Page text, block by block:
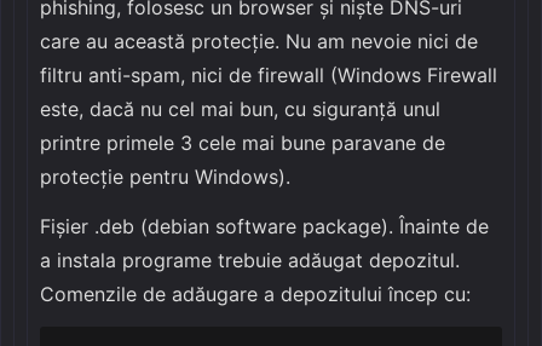
phishing, folosesc un browser și niște DNS-uri
care au această protecție. Nu am nevoie nici de
filtru anti-spam, nici de firewall (Windows Firewall
este, dacă nu cel mai bun, cu siguranță unul
printre primele 3 cele mai bune paravane de
protecție pentru Windows).
Fișier .deb (debian software package). Înainte de
a instala programe trebuie adăugat depozitul.
Comenzile de adăugare a depozitului încep cu: